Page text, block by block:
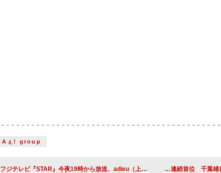
Aぇ! group
フジテレビ『STAR』今夜19時から放送、adieu（上白石萌歌）／IMP.／GACKT YELLOW FRIED CHICKENzらが生パフォーマンス